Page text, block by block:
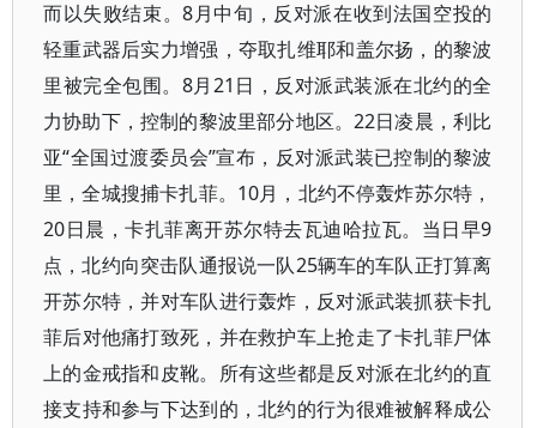
而以失败结束。8月中旬，反对派在收到法国空投的
轻重武器后实力增强，夺取扎维耶和盖尔扬，的黎波
里被完全包围。8月21日，反对派武装派在北约的全
力协助下，控制的黎波里部分地区。22日凌晨，利比
亚“全国过渡委员会”宣布，反对派武装已控制的黎波
里，全城搜捕卡扎菲。10月，北约不停轰炸苏尔特，
20日晨，卡扎菲离开苏尔特去瓦迪哈拉瓦。当日早9
点，北约向突击队通报说一队25辆车的车队正打算离
开苏尔特，并对车队进行轰炸，反对派武装抓获卡扎
菲后对他痛打致死，并在救护车上抢走了卡扎菲尸体
上的金戒指和皮靴。所有这些都是反对派在北约的直
接支持和参与下达到的，北约的行为很难被解释成公